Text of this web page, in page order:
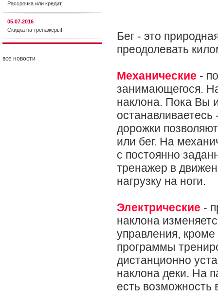
Рассрочка или кредит
05.07.2016
Скидка на тренажеры!
все новости
Бег - это
преодолевать
Механические -
занимающегося.
наклона. Пока Вы
дорожки
или бег. На
с постоянно
тренажер в
нагрузку на ноги.
Электрические -
наклона
управления,
программы
дистанционно
наклона деки. На
есть